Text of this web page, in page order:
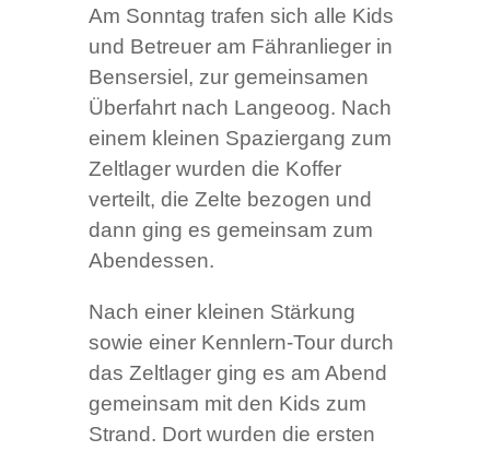
Am Sonntag trafen sich alle Kids
und Betreuer am Fähranlieger in
Bensersiel, zur gemeinsamen
Überfahrt nach Langeoog. Nach
einem kleinen Spaziergang zum
Zeltlager wurden die Koffer
verteilt, die Zelte bezogen und
dann ging es gemeinsam zum
Abendessen.
Nach einer kleinen Stärkung
sowie einer Kennlern-Tour durch
das Zeltlager ging es am Abend
gemeinsam mit den Kids zum
Strand. Dort wurden die ersten